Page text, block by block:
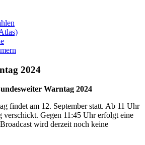
2024
Warntag 2024
findet am 12. September statt. Ab 11 Uhr
verschickt. Gegen 11:45 Uhr erfolgt eine
wird derzeit noch keine